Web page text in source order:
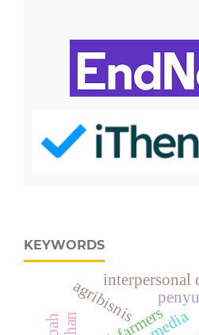
KEYWORDS
farmers
agribisnisinterpersonal
media